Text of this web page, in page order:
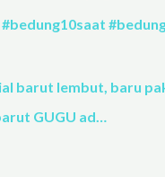
#bedung10saat
barut lembut, baru
GUGU ad…